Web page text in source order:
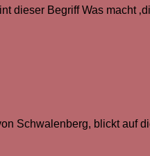
dieser Begriff Was macht
Schwalenberg, blickt auf